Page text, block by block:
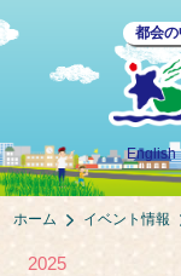
都会
English
ホーム イベント情報
2025